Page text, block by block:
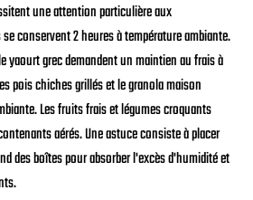
une attention particulière aux
conservent 2 heures à température ambiante.
yaourt grec demandent un maintien au frais à
pois chiches grillés et le granola maison
Les fruits frais et légumes croquants
aérés. Une astuce consiste à placer
des boîtes pour absorber l'excès d'humidité et